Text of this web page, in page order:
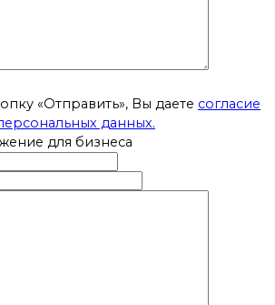
«Отправить», Вы даете согласие
данных.
для бизнеса